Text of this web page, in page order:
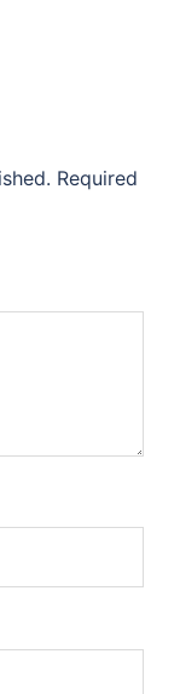
Required